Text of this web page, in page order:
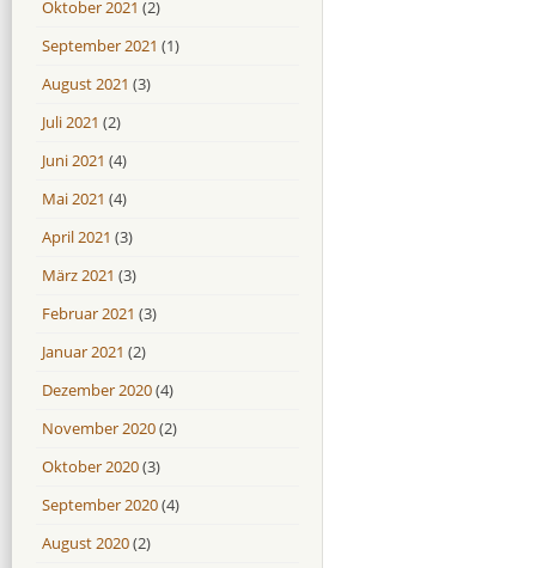
Oktober 2021 (2)
September 2021 (1)
August 2021 (3)
Juli 2021 (2)
Juni 2021 (4)
Mai 2021 (4)
April 2021 (3)
März 2021 (3)
Februar 2021 (3)
Januar 2021 (2)
Dezember 2020(4)
November 2020(2)
Oktober 2020(3)
September 2020(4)
August 2020(2)